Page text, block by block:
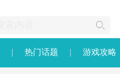
热门话题 游戏攻略